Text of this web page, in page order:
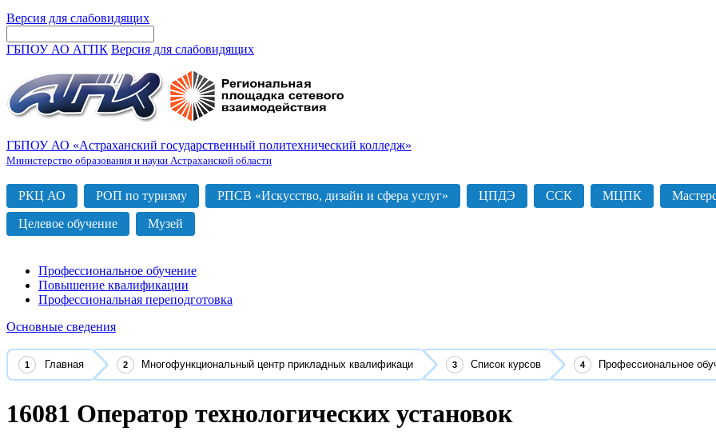
Версия для слабовидящих
ГБПОУ АО АГПК Версия для слабовидящих
ГБПОУ АО «Астраханский государственный политехнический колледж»
Министерство образования и науки Астраханской области
РКЦ АО РОП по туризму РПСВ «Искусство, дизайн и сфера услуг» ЦПДЭ ССК МЦПК
Целевое обучение Музей
Профессиональное обучение
Повышение квалификации
Профессиональная переподготовка
Основные сведения
Главная Многофункциональный центр прикладных квалификаци Список курсов Профессиональное
16081 Оператор технологических установок